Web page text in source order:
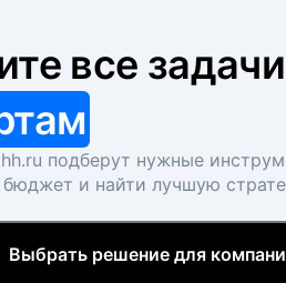
все задачи
подберут нужные
бюджет и найти лучшую
Выбрать решение для